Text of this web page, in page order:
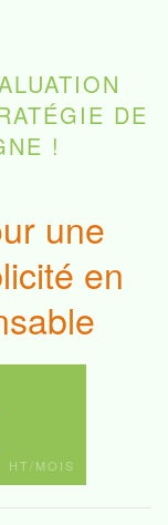
DE
!
une
en
HT/MOIS